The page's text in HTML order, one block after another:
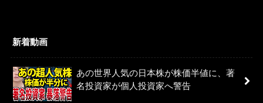
新着動画
あの世界人気の日本株が株価半値に、著
名投資家が個人投資家へ警告